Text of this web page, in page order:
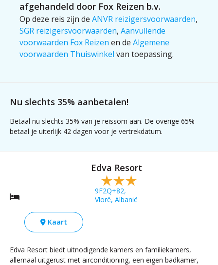
afgehandeld door Fox Reizen b.v.
Op deze reis zijn de ANVR reizigersvoorwaarden,
SGR reizigersvoorwaarden, Aanvullende
voorwaarden Fox Reizen en de Algemene
voorwaarden Thuiswinkel van toepassing.
Nu slechts 35% aanbetalen!
Betaal nu slechts 35% van je reissom aan. De overige 65%
betaal je uiterlijk 42 dagen voor je vertrekdatum.
Edva Resort
9F2Q+82,
Vlorë, Albanië
Kaart
Edva Resort biedt uitnodigende kamers en familiekamers,
allemaal uitgerust met airconditioning, een eigen badkamer,